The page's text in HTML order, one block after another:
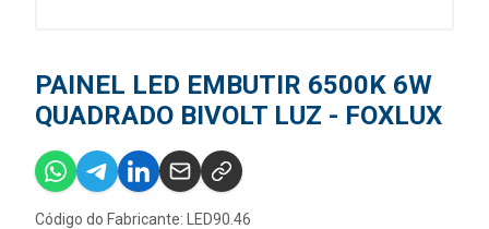
PAINEL LED EMBUTIR 6500K 6W
QUADRADO BIVOLT LUZ - FOXLUX
Código do Fabricante: LED90.46